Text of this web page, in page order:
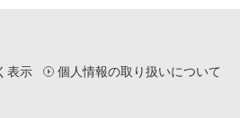
表示 個人情報の取り扱いについて